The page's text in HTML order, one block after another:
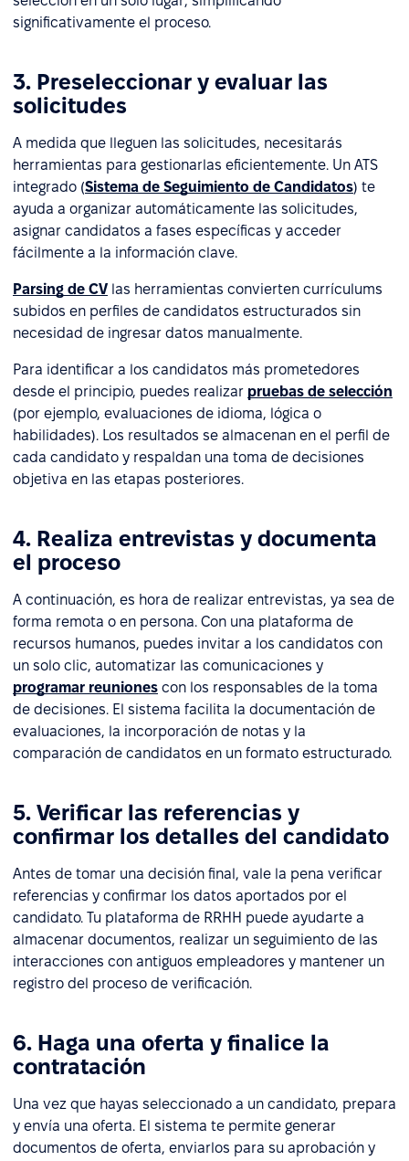
significativamente el proceso.
3. Preseleccionar y evaluar las
solicitudes
A medida que lleguen las solicitudes, necesitarás
herramientas para gestionarlas eficientemente. Un ATS
integrado (Sistema de Seguimiento de Candidatos) te
ayuda a organizar automáticamente las solicitudes,
asignar candidatos a fases específicas y acceder
fácilmente a la información clave.
Parsing de CV las herramientas convierten currículums
subidos en perfiles de candidatos estructurados sin
necesidad de ingresar datos manualmente.
Para identificar a los candidatos más prometedores
desde el principio, puedes realizar pruebas de selección
(por ejemplo, evaluaciones de idioma, lógica o
habilidades). Los resultados se almacenan en el perfil de
cada candidato y respaldan una toma de decisiones
objetiva en las etapas posteriores.
4. Realiza entrevistas y documenta
el proceso
A continuación, es hora de realizar entrevistas, ya sea de
forma remota o en persona. Con una plataforma de
recursos humanos, puedes invitar a los candidatos con
un solo clic, automatizar las comunicaciones y
programar reuniones con los responsables de la toma
de decisiones. El sistema facilita la documentación de
evaluaciones, la incorporación de notas y la
comparación de candidatos en un formato estructurado.
5. Verificar las referencias y
confirmar los detalles del candidato
Antes de tomar una decisión final, vale la pena verificar
referencias y confirmar los datos aportados por el
candidato. Tu plataforma de RRHH puede ayudarte a
almacenar documentos, realizar un seguimiento de las
interacciones con antiguos empleadores y mantener un
registro del proceso de verificación.
6. Haga una oferta y finalice la
contratación
Una vez que hayas seleccionado a un candidato, prepara
y envía una oferta. El sistema te permite generar
documentos de oferta, enviarlos para su aprobación y